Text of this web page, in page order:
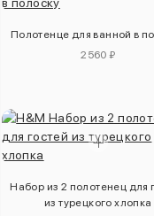
Полотенце для ванной в
2560 ₽
Набор из 2 полотенец для
из турецкого хлопка